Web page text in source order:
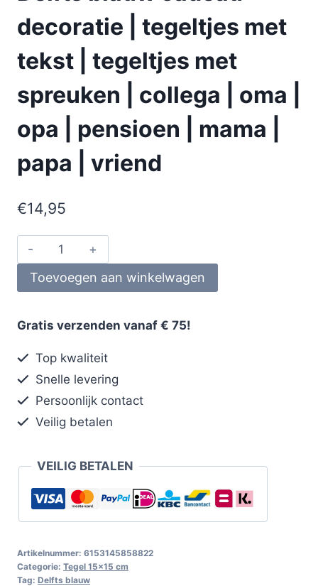
decoratie | tegeltjes met
tekst | tegeltjes met
spreuken | collega | oma |
opa | pensioen | mama |
papa | vriend
€14,95
Toevoegen aan winkelwagen
Gratis verzenden vanaf € 75!
Top kwaliteit
Snelle levering
Persoonlijk contact
Veilig betalen
VEILIG BETALEN
Artikelnummer: 6153145858822
Categorie: Tegel 15x15 cm
Tag: Delfts blauw